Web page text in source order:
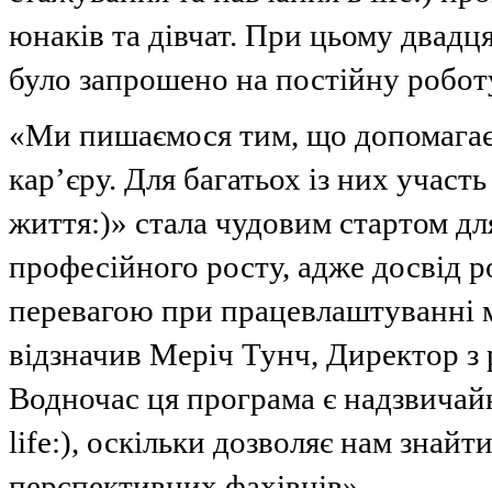
юнаків та дівчат. При цьому
було запрошено на постійну
«Ми пишаємося тим, що
кар’єру. Для багатьох із них
життя:)» стала чудовим стартом
професійного росту, адже досвід
перевагою при працевлаштуванні
відзначив Меріч Тунч, Директор з
Водночас ця програма є
life:), оскільки дозволяє нам